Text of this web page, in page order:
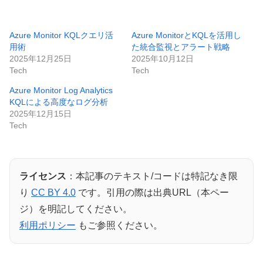
Azure Monitor KQLクエリ活
用術
2025年12月25日
Tech
Azure MonitorとKQLを活用し
た統合監視とアラート戦略
2025年10月12日
Tech
Azure Monitor Log Analytics
KQLによる高度なログ分析
2025年12月15日
Tech
ライセンス ：本記事のテキスト/コードは特記なき限
り CC BY 4.0 です。引用の際は出典URL（本ペー
ジ）を明記してください。
利用ポリシー もご参照ください。